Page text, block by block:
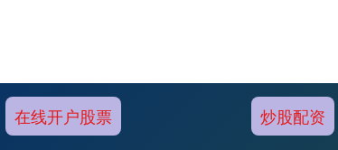
在线开户股票 炒股配资